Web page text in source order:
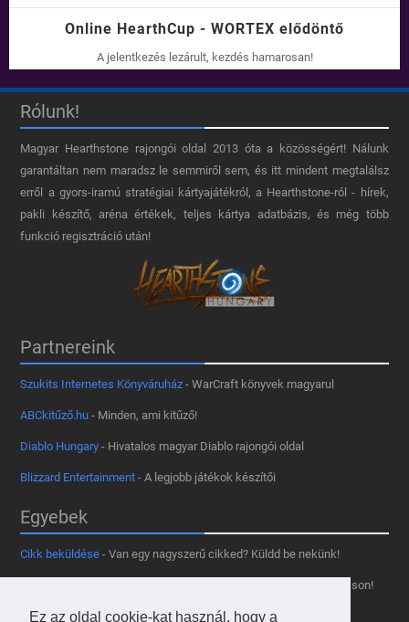
Ez az oldal cookie-kat használ, hogy a
Online HearthCup - WORTEX elődöntő
A jelentkezés lezárult, kezdés hamarosan!
Rólunk!
Magyar Hearthstone​ rajongói oldal 2013 óta a közösségért! Nálunk
garantáltan nem maradsz le semmiről sem, és itt mindent megtalálsz
erről a gyors-iramú stratégiai kártyajátékról, a Hearthstone-ról - hírek,
pakli készítő, aréna értékek, teljes kártya adatbázis, és még több
funkció regisztráció után!
Partnereink
Szukits Internetes Könyváruház - WarCraft könyvek magyarul
ABCkitűző.hu - Minden, ami kitűző!
Diablo Hungary - Hivatalos magyar Diablo rajongói oldal
Blizzard Entertainment - A legjobb játékok készítői
Egyebek
Cikk beküldése - Van egy nagyszerű cikked? Küldd be nekünk!
- Tetszik az oldal? Segíts, hogy fennmaradhasson!
Kapcsolat, médiaajánlat- Lépj velünk kapcsolatba!